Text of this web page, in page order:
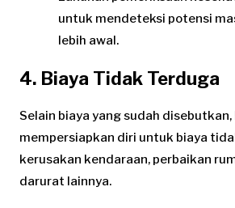
untuk mendeteksi potensi
lebih awal.
4. Biaya Tidak Terduga
Selain biaya yang sudah
mempersiapkan diri untuk biaya
kerusakan kendaraan, perbaikan
darurat lainnya.